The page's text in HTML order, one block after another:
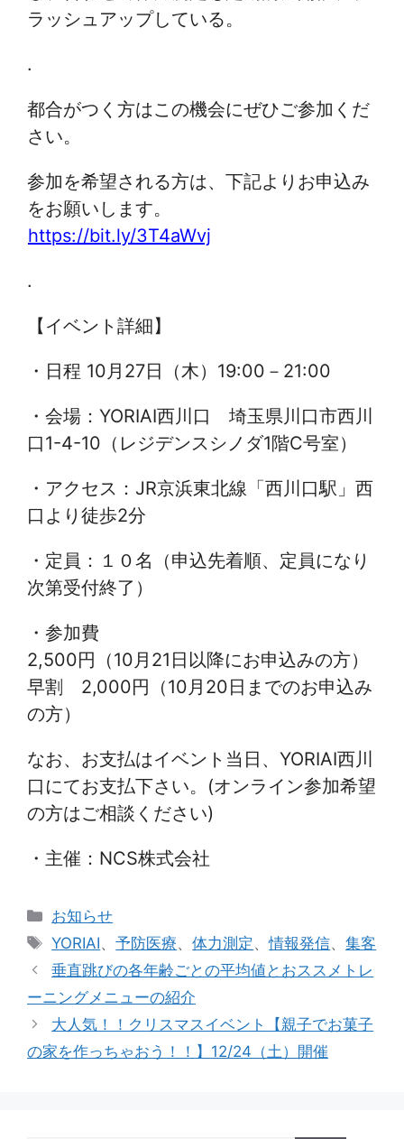
ラッシュアップしている。
.
都合がつく方はこの機会にぜひご参加くだ
さい。
参加を希望される方は、下記よりお申込み
をお願いします。
https://bit.ly/3T4aWvj
.
【イベント詳細】
・日程 10月27日（木）19:00－21:00
・会場：YORIAI西川口 埼玉県川口市西川
口1-4-10（レジデンスシノダ1階C号室）
・アクセス：JR京浜東北線「西川口駅」西
口より徒歩2分
・定員：１０名（申込先着順、定員になり
次第受付終了）
・参加費
2,500円（10月21日以降にお申込みの方）
早割 2,000円（10月20日までのお申込み
の方）
なお、お支払はイベント当日、YORIAI西川
口にてお支払下さい。(オンライン参加希望
の方はご相談ください)
・主催：NCS株式会社
カ
テ
リ
ー
お知らせ
タ
グ
YORIAI、予防医療、体力測定 、情報発信、集客
垂直跳びの各年齢ごとの平均値とおススメトレ
ーニングメニューの紹介
大人気！！クリスマスイベント【親子でお菓子
の家を作っちゃおう！！】12/24（土）開催